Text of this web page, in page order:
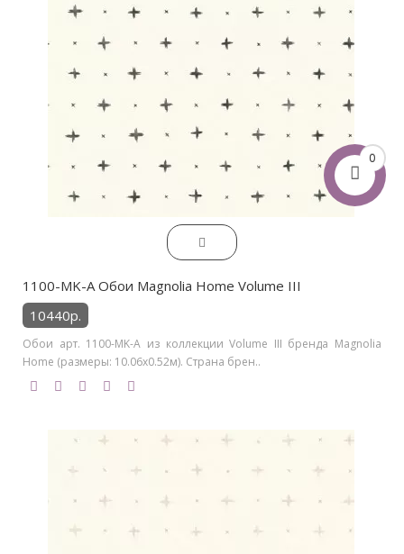
0
1100-MK-A Обои Magnolia Home Volume III
10440р.
Обои арт. 1100-MK-A из коллекции Volume III бренда Magnolia
Home (размеры: 10.06х0.52м). Страна брен..